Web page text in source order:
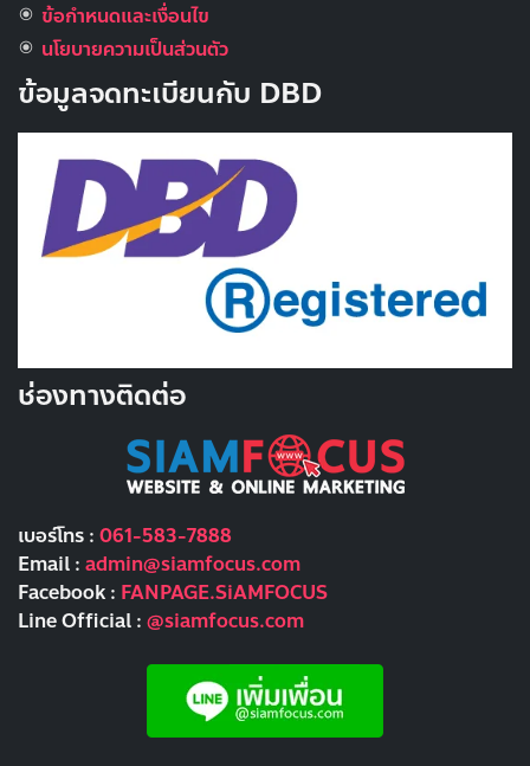
ข้อกำหนดและเงื่อนไข
นโยบายความเป็นส่วนตัว
ข้อมูลจดทะเบียนกับ DBD
ช่องทางติดต่อ
เบอร์โทร : 061-583-7888
Email : admin@siamfocus.com
Facebook : FANPAGE.SiAMFOCUS
Line Official : @siamfocus.com